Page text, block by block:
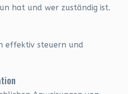
hat und wer zuständig ist.
effektiv steuern und